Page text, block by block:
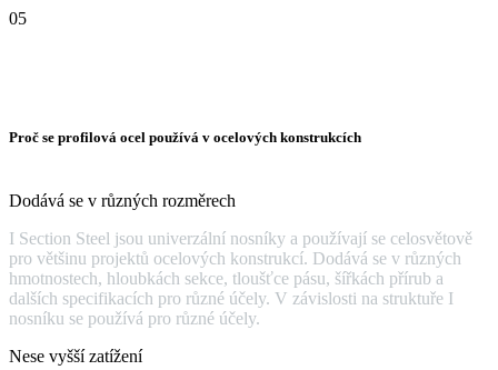
05
Proč se profilová ocel používá v ocelových konstrukcích
Dodává se v různých rozměrech
I Section Steel jsou univerzální nosníky a používají se celosvětově
pro většinu projektů ocelových konstrukcí. Dodává se v různých
hmotnostech, hloubkách sekce, tloušťce pásu, šířkách přírub a
dalších specifikacích pro různé účely. V závislosti na struktuře I
nosníku se používá pro různé účely.
Nese vyšší zatížení